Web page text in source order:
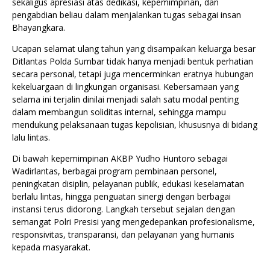
pengabdian beliau dalam menjalankan tugas sebagai insan
Bhayangkara.
Ucapan selamat ulang tahun yang disampaikan keluarga besar
Ditlantas Polda Sumbar tidak hanya menjadi bentuk perhatian
secara personal, tetapi juga mencerminkan eratnya hubungan
kekeluargaan di lingkungan organisasi. Kebersamaan yang
selama ini terjalin dinilai menjadi salah satu modal penting
dalam membangun soliditas internal, sehingga mampu
mendukung pelaksanaan tugas kepolisian, khususnya di bidang
lalu lintas.
Di bawah kepemimpinan AKBP Yudho Huntoro sebagai
Wadirlantas, berbagai program pembinaan personel,
peningkatan disiplin, pelayanan publik, edukasi keselamatan
berlalu lintas, hingga penguatan sinergi dengan berbagai
instansi terus didorong. Langkah tersebut sejalan dengan
semangat Polri Presisi yang mengedepankan profesionalisme,
responsivitas, transparansi, dan pelayanan yang humanis
kepada masyarakat.